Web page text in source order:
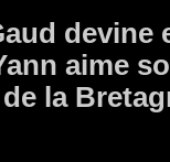
devine
aime
la